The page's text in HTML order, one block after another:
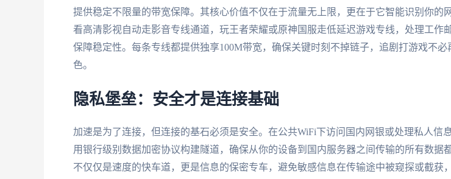
提供稳定不限量的带宽保障。其核心价值不仅在于流量无上限，更在于它智能识别你
看高清影视自动走影音专线通道，玩王者荣耀或原神国服走低延迟游戏专线，处理工作
保障稳定性。每条专线都提供独享100M带宽，确保关键时刻不掉链子，追剧打游戏不必
色。
隐私堡垒：安全才是连接基础
加速是为了连接，但连接的基石必须是安全。在公共WiFi下访问国内网银或处理私人信息
用银行级别数据加密协议构建隧道，确保从你的设备到国内服务器之间传输的所有数据
不仅仅是速度的快车道，更是信息的保密专车，避免敏感信息在传输途中被窥探或截获